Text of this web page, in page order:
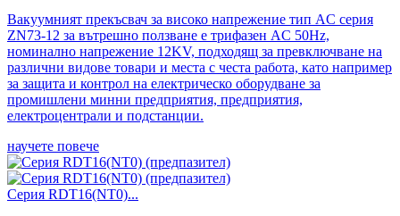
Вакуумният прекъсвач за високо напрежение тип AC серия
ZN73-12 за вътрешно ползване е трифазен AC 50Hz,
номинално напрежение 12KV, подходящ за превключване на
различни видове товари и места с честа работа, като например
за защита и контрол на електрическо оборудване за
промишлени минни предприятия, предприятия,
електроцентрали и подстанции.
научете повече
Серия RDT16(NT0)...